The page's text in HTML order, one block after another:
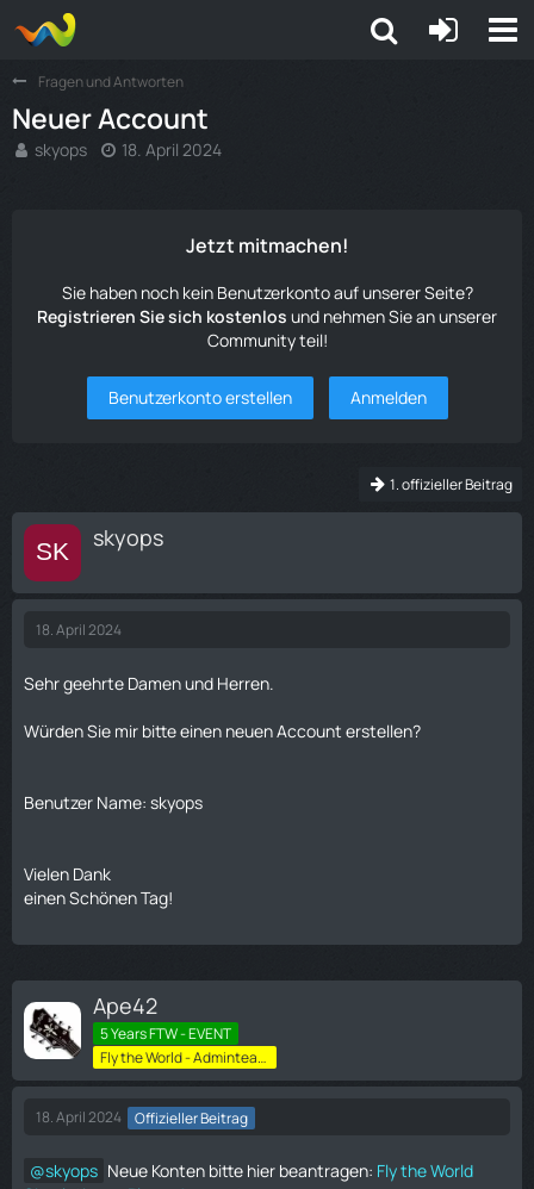
Fragen und Antworten
Neuer Account
skyops 18. April 2024
Jetzt mitmachen!
Sie haben noch kein Benutzerkonto auf unserer Seite?
Registrieren Sie sich kostenlos und nehmen Sie an unserer
Community teil!
Benutzerkonto erstellen Anmelden
1. offizieller Beitrag
skyops
18. April 2024
Sehr geehrte Damen und Herren.
Würden Sie mir bitte einen neuen Account erstellen?
Benutzer Name: skyops
Vielen Dank
einen Schönen Tag!
Ape42
5 Years FTW - EVENT
Fly the World - Adminteam-High
18. April 2024 Offizieller Beitrag
skyops Neue Konten bitte hier beantragen: Fly the World